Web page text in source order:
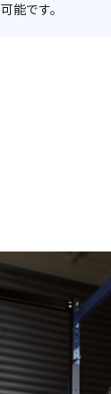
可能です。